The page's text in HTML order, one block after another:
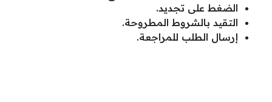
الضغط على تجديد.
التقيد بالشروط المطروحة.
إرسال الطلب للمراجعة.